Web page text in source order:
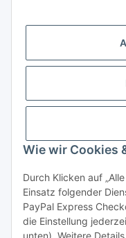
Wie wir Cookies
Durch Klicken auf
Einsatz folgender
PayPal Express
die Einstellung
unten). Weitere
Später bezahlen
Hersteller